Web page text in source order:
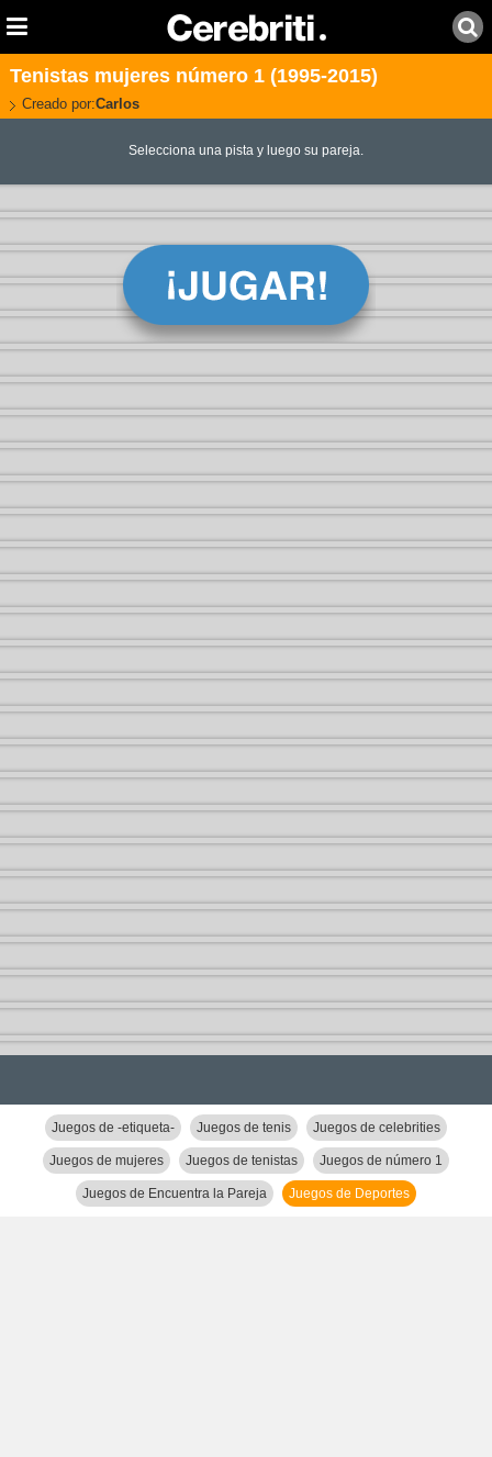
Tenistas mujeres número 1 (1995-2015)
Creado por:Carlos
Selecciona una pista y luego su pareja.
Juegos de -etiqueta- Juegos de tenis Juegos de celebrities
Juegos de mujeres Juegos de tenistas Juegos de número 1
Juegos de Encuentra la Pareja Juegos de Deportes